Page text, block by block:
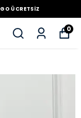
ÜCRETSIZ
0